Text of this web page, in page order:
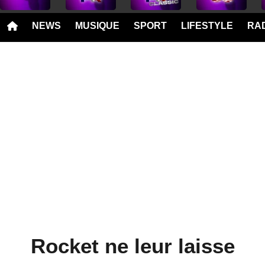
NEWS MUSIQUE SPORT LIFESTYLE
Rocket ne leur laisse